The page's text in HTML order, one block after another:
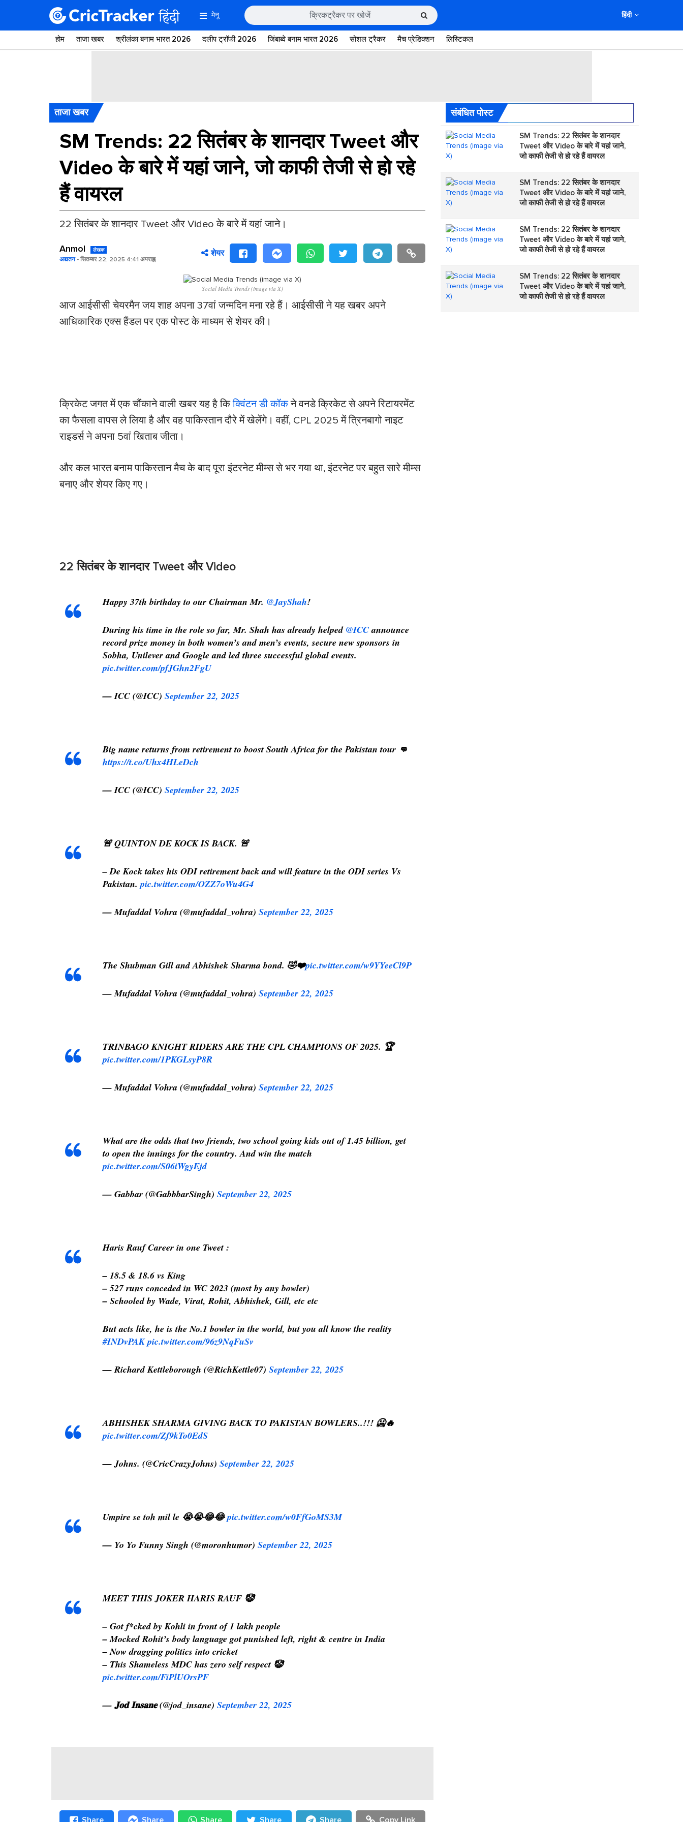
मेनू हिंदी
होम ताजा खबर श्रीलंका बनाम भारत 2026 दलीप ट्रॉफी 2026 जिंबाब्वे बनाम भारत 2026 सोशल ट्रैकर मैच प्रेडिक्शन लिस्टिकल
ताजा खबर
SM Trends: 22 सितंबर के शानदार Tweet और
Video के बारे में यहां जाने, जो काफी तेजी से हो रहे
हैं वायरल
22 सितंबर के शानदार Tweet और Video के बारे में यहां जाने।
Anmol लेखक
अद्यतन- सितम्बर 22, 2025 4:41 अपराह्न
शेयर
Social Media Trends (image via X)
आज आईसीसी चेयरमैन जय शाह अपना 37वां जन्मदिन मना रहे हैं। आईसीसी ने यह खबर अपने
आधिकारिक एक्स हैंडल पर एक पोस्ट के माध्यम से शेयर की।
क्रिकेट जगत में एक चौंकाने वाली खबर यह है किक्विंटन डी कॉकने वनडे क्रिकेट से अपने रिटायरमेंट
का फैसला वापस ले लिया है और वह पाकिस्तान दौरे में खेलेंगे। वहीं, CPL 2025 में त्रिनबागो नाइट
राइडर्स ने अपना 5वां खिताब जीता।
और कल भारत बनाम पाकिस्तान मैच के बाद पूरा इंटरनेट मीम्स से भर गया था, इंटरनेट पर बहुत सारे मीम्स
बनाए और शेयर किए गए।
22 सितंबर के शानदार Tweet और Video
Happy 37th birthday to our Chairman Mr. @JayShah!
During his time in the role so far, Mr. Shah has already helped @ICCannounce
record prize money in both women’s and men’s events, secure new sponsors in
Sobha, Unilever and Google and led three successful global events.
pic.twitter.com/pfJGhn2FgU
— ICC (@ICC) September 22, 2025
Big name returns from retirement to boost South Africa for the Pakistan tour 👊
https://t.co/Uhx4HLeDch
— ICC (@ICC) September 22, 2025
🚨 QUINTON DE KOCK IS BACK. 🚨
– De Kock takes his ODI retirement back and will feature in the ODI series Vs
Pakistan.pic.twitter.com/OZZ7oWu4G4
— Mufaddal Vohra (@mufaddal_vohra) September 22, 2025
The Shubman Gill and Abhishek Sharma bond. 🤣❤️pic.twitter.com/w9YYeeCl9P
— Mufaddal Vohra (@mufaddal_vohra) September 22, 2025
TRINBAGO KNIGHT RIDERS ARE THE CPL CHAMPIONS OF 2025. 🏆
pic.twitter.com/1PKGLsyP8R
— Mufaddal Vohra (@mufaddal_vohra) September 22, 2025
What are the odds that two friends, two school going kids out of 1.45 billion, get
to open the innings for the country. And win the match
pic.twitter.com/S06iWgyEjd
— Gabbar (@GabbbarSingh) September 22, 2025
Haris Rauf Career in one Tweet :
– 18.5 & 18.6 vs King
– 527 runs conceded in WC 2023 (most by any bowler)
– Schooled by Wade, Virat, Rohit, Abhishek, Gill, etc etc
But acts like, he is the No.1 bowler in the world, but you all know the reality
#INDvPAK pic.twitter.com/96z9NqFuSv
— Richard Kettleborough (@RichKettle07) September 22, 2025
ABHISHEK SHARMA GIVING BACK TO PAKISTAN BOWLERS..!!! 🥶🔥
pic.twitter.com/Zf9kTo0EdS
— Johns. (@CricCrazyJohns) September 22, 2025
Umpire se toh mil le 😭😭😂😂pic.twitter.com/w0FfGoMS3M
— Yo Yo Funny Singh (@moronhumor) September 22, 2025
MEET THIS JOKER HARIS RAUF 🤡
– Got f*cked by Kohli in front of 1 lakh people
– Mocked Rohit’s body language got punished left, right & centre in India
– Now dragging politics into cricket
– This Shameless MDC has zero self respect 🤡
pic.twitter.com/FiPlUOrsPF
— 𝐉𝐨𝐝 𝐈𝐧𝐬𝐚𝐧𝐞 (@jod_insane) September 22, 2025
Share Share Share Share Share Copy Link
संबंधित पोस्ट
SM Trends: 22 सितंबर के शानदार
Tweet और Video के बारे में यहां जाने,
जो काफी तेजी से हो रहे हैं वायरल
SM Trends: 22 सितंबर के शानदार
Tweet और Video के बारे में यहां जाने,
जो काफी तेजी से हो रहे हैं वायरल
SM Trends: 22 सितंबर के शानदार
Tweet और Video के बारे में यहां जाने,
जो काफी तेजी से हो रहे हैं वायरल
SM Trends: 22 सितंबर के शानदार
Tweet और Video के बारे में यहां जाने,
जो काफी तेजी से हो रहे हैं वायरल